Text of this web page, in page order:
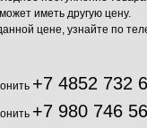
иметь другую цену.
цене, узнайте по
+7 4852 732
+7 980 746